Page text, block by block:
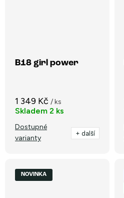
B18 girl power
1 349 Kč / ks
Skladem 2 ks
Dostupné
varianty
+ další
NOVINKA